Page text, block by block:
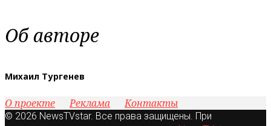
Об авторе
Михаил Тургенев
О проекте Реклама Контакты
© 2026 NewsTVstar. Все права защищены. При